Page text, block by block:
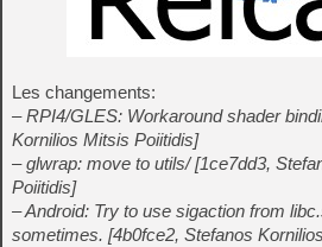
Les changements:
– RPI4/GLES: Workaround shader
Kornilios Mitsis Poiitidis]
– glwrap: move to utils/ [1ce7dd3,
Poiitidis]
– Android: Try to use sigaction from
sometimes. [4b0fce2, Stefanos